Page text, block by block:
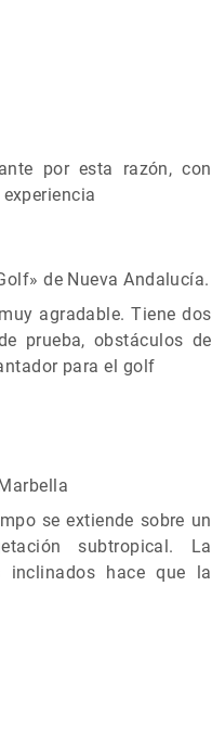
por esta razón, con
de Nueva Andalucía.
agradable. Tiene dos
prueba, obstáculos de
para el golf
se extiende sobre un
subtropical. La
inclinados hace que la